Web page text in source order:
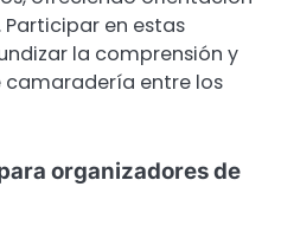
en estas
la comprensión y
entre los
organizadores de